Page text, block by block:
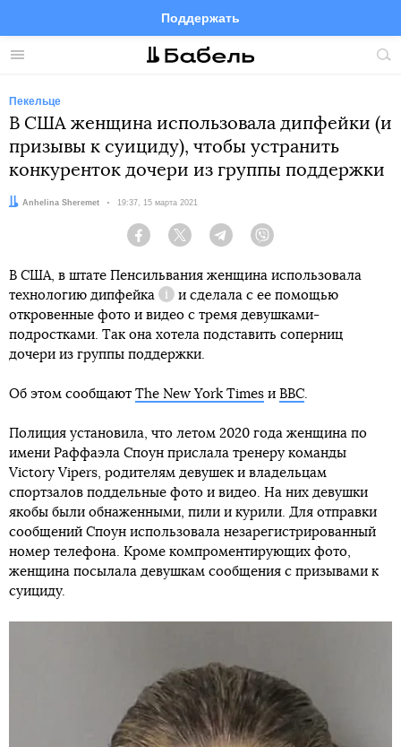
Меню
Поддержать
FacebookTelegramTwitter
Пекельце
В США женщина использовала дипфейки (и
призывы к суициду), чтобы устранить
конкуренток дочери из группы поддержки
Автор:
Anhelina Sheremet Дата:
19:37, 15 марта 2021
Facebook Twitter Telegram
В США, в штате Пенсильвания женщина использовала
технологию дипфейка
Справка
и сделала с ее помощью
откровенные фото и видео с тремя девушками-
подростками. Так она хотела подставить соперниц
дочери из группы поддержки.
Об этом сообщают The New York Times и BBC.
Полиция установила, что летом 2020 года женщина по
имени Раффаэла Споун прислала тренеру команды
Victory Vipers, родителям девушек и владельцам
спортзалов поддельные фото и видео. На них девушки
якобы были обнаженными, пили и курили. Для отправки
сообщений Споун использовала незарегистрированный
номер телефона. Кроме компроментирующих фото,
женщина посылала девушкам сообщения с призывами к
суициду.